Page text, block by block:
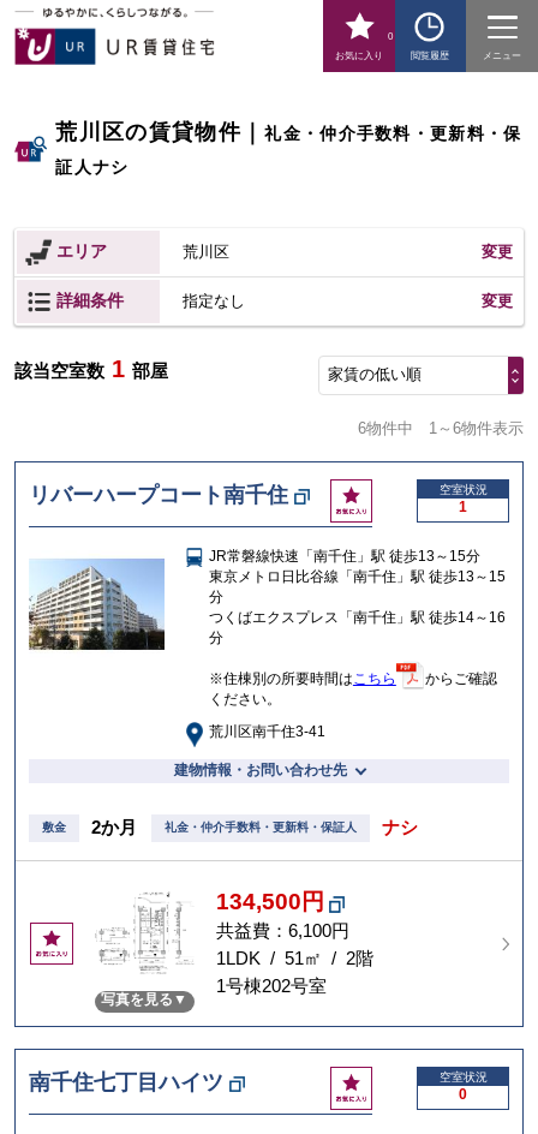
お気に入り
0
閲覧履歴
メニュー
荒川区の賃貸物件｜礼金・仲介手数料・更新料・保
証人ナシ
エリア 荒川区 変更
詳細条件 指定なし 変更
該当空室数 1 部屋 家賃の低い順
6物件中 1～6物件表示
リバーハープコート南千住
お
気
入
り
空室状況
1
JR常磐線快速「南千住」駅 徒歩13～15分
東京メトロ日比谷線「南千住」駅 徒歩13～15
分
つくばエクスプレス「南千住」駅 徒歩14～16
分
※住棟別の所要時間はこちら
からご確認
ください。
荒川区南千住3-41
建物情報・お問い合わせ先
敷金 2か月 礼金・仲介手数料・更新料・保証人 ナシ
お
気
り
写真を見る
134,500円
共益費：6,100円
1LDK / 51㎡ / 2階
1号棟202号室
南千住七丁目ハイツ
お
気
空室状況
0